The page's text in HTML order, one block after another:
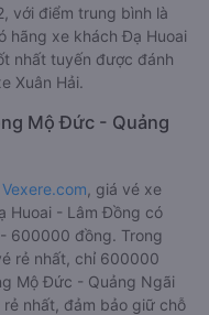
với điểm trung bình là
hãng xe khách Đạ Huoai
nhất tuyến được đánh
Xuân Hải.
Mộ Đức - Quảng
Vexere.com , giá vé xe
Huoai - Lâm Đồng có
600000 đồng. Trong
rẻ nhất, chỉ 600000
Mộ Đức - Quảng Ngãi
rẻ nhất, đảm bảo giữ chỗ